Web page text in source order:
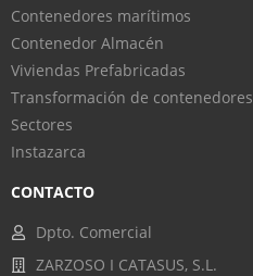
Contenedores marítimos
Contenedor Almacén
Viviendas Prefabricadas
Transformación de contenedores
Sectores
Instazarca
CONTACTO
Dpto. Comercial
ZARZOSO I CATASUS, S.L.